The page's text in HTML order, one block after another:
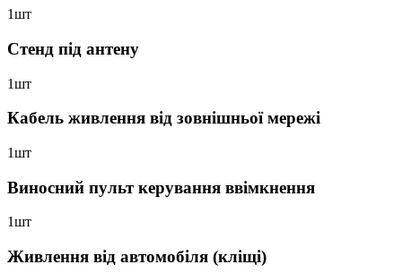
1шт
Стенд під антену
1шт
Кабель живлення від зовнішньої мережі
1шт
Виносний пульт керування ввімкнення
1шт
Живлення від автомобіля (кліщі)